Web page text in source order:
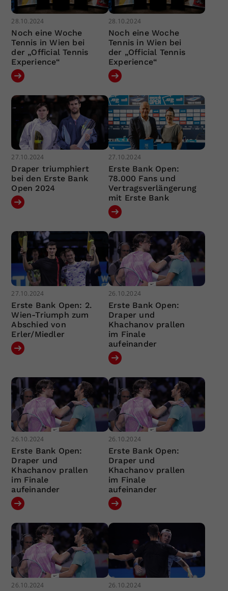
28.10.2024
Noch eine Woche
Tennis in Wien bei
der „Official Tennis
Experience“
28.10.2024
Noch eine Woche
Tennis in Wien bei
der „Official Tennis
Experience“
27.10.2024
Draper triumphiert
bei den Erste Bank
Open 2024
27.10.2024
Erste Bank Open:
78.000 Fans und
Vertragsverlängerung
mit Erste Bank
27.10.2024
Erste Bank Open: 2.
Wien-Triumph zum
Abschied von
Erler/Miedler
26.10.2024
Erste Bank Open:
Draper und
Khachanov prallen
im Finale
aufeinander
26.10.2024
Erste Bank Open:
Draper und
Khachanov prallen
im Finale
aufeinander
26.10.2024
Erste Bank Open:
Draper und
Khachanov prallen
im Finale
aufeinander
26.10.2024 26.10.2024